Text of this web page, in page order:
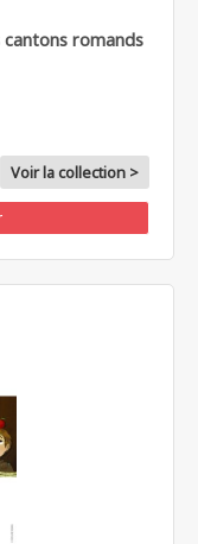
romands
Voir la collection >